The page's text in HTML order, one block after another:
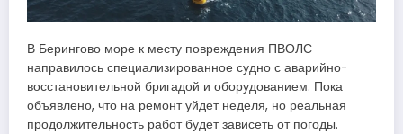
В Берингово море к месту повреждения ПВОЛС
направилось специализированное судно с аварийно-
восстановительной бригадой и оборудованием. Пока
объявлено, что на ремонт уйдет неделя, но реальная
продолжительность работ будет зависеть от погоды.